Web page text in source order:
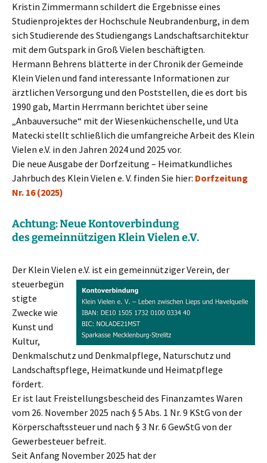
Kristin Zimmermann schildert die Ergebnisse eines
Studienprojektes der Hochschule Neubrandenburg, in dem
sich Studierende des Studiengangs Landschaftsarchitektur
mit dem Gutspark in Groß Vielen beschäftigten.
Hermann Behrens blätterte in der Chronik der Gemeinde
Klein Vielen und fand interessante Informationen zur
ärztlichen Versorgung und den Poststellen, die es dort bis
1990 gab, Martin Herrmann berichtet über seine
„Anbauversuche“ mit der Wiesenküchenschelle, und Uta
Matecki stellt schließlich die umfangreiche Arbeit des Klein
Vielen e.V. in den Jahren 2024 und 2025 vor.
Die neue Ausgabe der Dorfzeitung – Heimatkundliches
Jahrbuch des Klein Vielen e. V. finden Sie hier: Dorfzeitung
Nr. 16 (2025)
Achtung: Neue Kontoverbindung
des gemeinnützigen Klein Vielen e.V.
Der Klein Vielen e.V. ist ein gemeinnützigerVerein, der
steuerbegün
stigte
Zwecke wie
Kunst und
Kultur,
Denkmalschutz und Denkmalpflege, Naturschutz und
Landschaftspflege, Heimatkunde und Heimatpflege
fördert.
Er ist laut Freistellungsbescheid des Finanzamtes Waren
vom 26. November 2025 nach § 5 Abs. 1 Nr. 9 KStG von der
Körperschaftssteuer und nach § 3 Nr. 6 GewStG von der
Gewerbesteuer befreit.
Seit Anfang November 2025 hat der